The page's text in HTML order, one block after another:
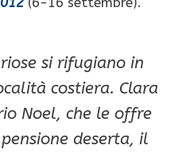
si rifugiano in
costiera. Clara
Noel, che le offre
deserta, il